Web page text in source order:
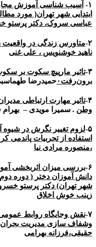
۱-
آسیب شناسی آموزش
عباسی سروک، دکتر پرستو
۲- متاورس زندگی در واقعیت
ناهید خوشنویس ، علی غنی
۳- تاثیر مارپیچ سکوت بر
برون‌رفت۰ حمیدرضا
۴- تاثیر مهارت ارتباطی
وطن . سمیرا مویدی –
۵- لزوم تغییر نگرش در
استفاده از تجربیات پاندمی
،منصوره مرادی نیا
۶- بررسی میزان اثربخشی
دانش آموزان دختر
شهر تهران) دکتر پرستو
زینب خوش اخلاق
۷- نقش وجایگاه روابط
وشفاف سازی مدیریت بحران
حقیقی،فرزانه بهرامی